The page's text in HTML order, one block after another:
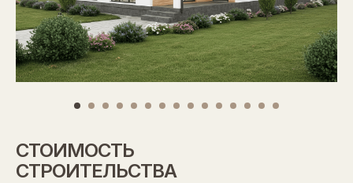
СТОИМОСТЬ
СТРОИТЕЛЬСТВА